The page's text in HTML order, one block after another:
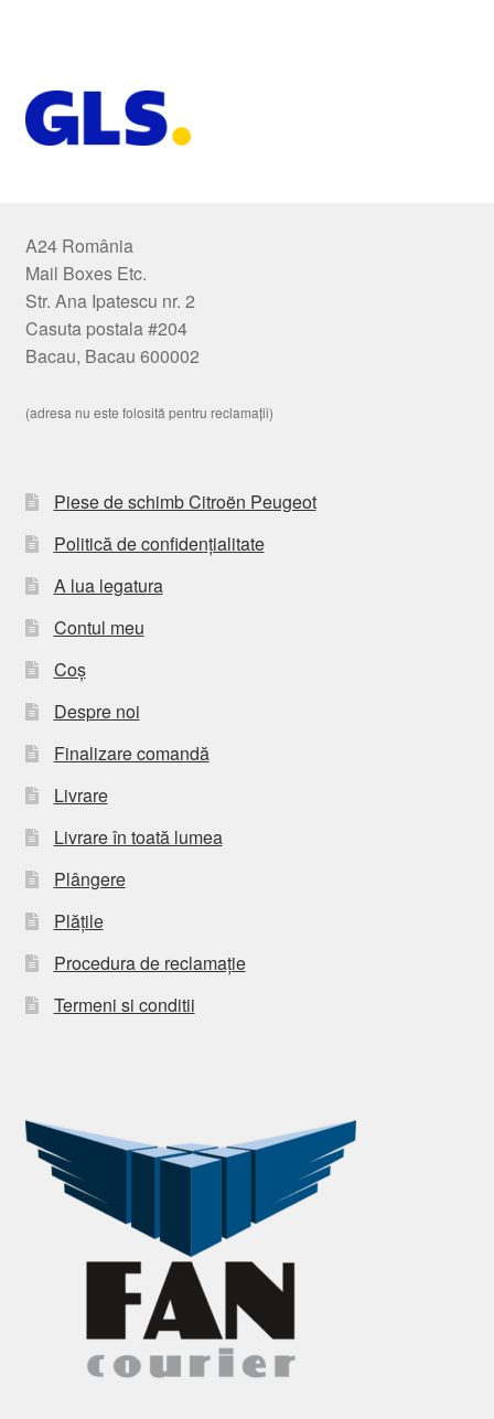
A24 România
Mail Boxes Etc.
Str. Ana Ipatescu nr. 2
Casuta postala #204
Bacau, Bacau 600002
(adresa nu este folosită pentru reclamații)
Piese de schimb Citroën Peugeot
Politică de confidențialitate
A lua legatura
Contul meu
Coș
Despre noi
Finalizare comandă
Livrare
Livrare în toată lumea
Plângere
Plățile
Procedura de reclamație
Termeni si conditii